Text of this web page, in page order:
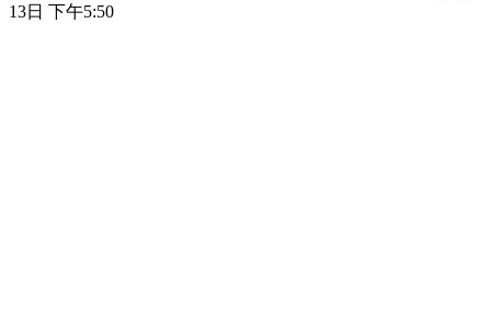
13日 下午5:50